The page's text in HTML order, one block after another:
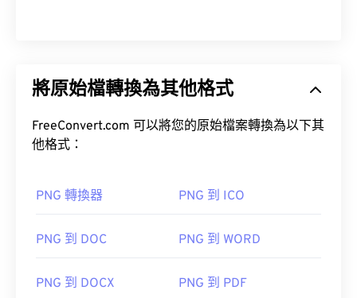
將原始檔轉換為其他格式
FreeConvert.com 可以將您的原始檔案轉換為以下其
他格式：
PNG 轉換器 PNG 到 ICO
PNG 到 DOC PNG 到 WORD
PNG 到 DOCX PNG 到 PDF